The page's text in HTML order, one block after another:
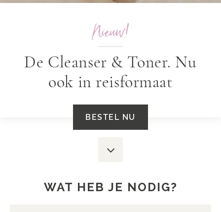
Nieuw!
De Cleanser & Toner. Nu
ook in reisformaat
BESTEL NU
down
WAT HEB JE NODIG?